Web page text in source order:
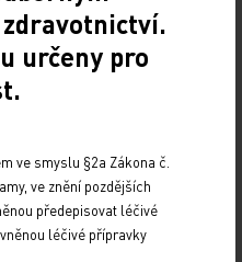
nejasné kompetence
vnímají jako
týká víc, než by
určeny pro
ve smyslu §2a Zákona č.
ve znění pozdějších
předepisovat léčivé
léčivé přípravky